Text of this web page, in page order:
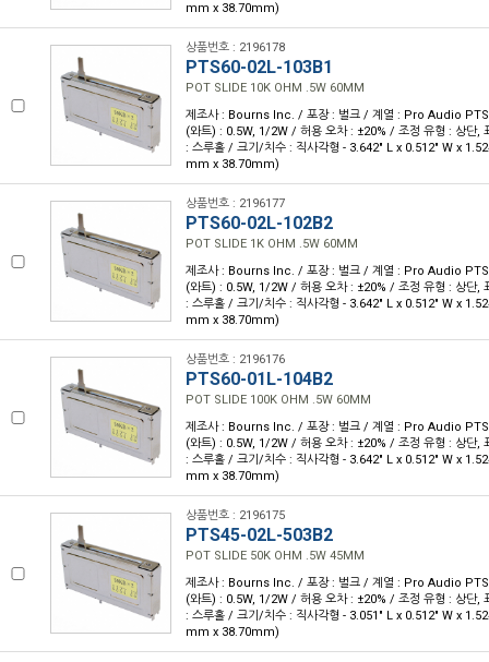
mm x 38.70mm)
상품번호 : 2196178
PTS60-02L-103B1
POT SLIDE 10K OHM .5W 60MM
제조사 : Bourns Inc. / 포장 : 벌크 / 계열 : Pro Audio
(와트) : 0.5W, 1/2W / 허용 오차 : ±20% / 조정 유형 : 상단,
: 스루홀 / 크기/치수 : 직사각형 - 3.642" L x 0.512" W x
mm x 38.70mm)
상품번호 : 2196177
PTS60-02L-102B2
POT SLIDE 1K OHM .5W 60MM
제조사 : Bourns Inc. / 포장 : 벌크 / 계열 : Pro Audio
(와트) : 0.5W, 1/2W / 허용 오차 : ±20% / 조정 유형 : 상단,
: 스루홀 / 크기/치수 : 직사각형 - 3.642" L x 0.512" W x
mm x 38.70mm)
상품번호 : 2196176
PTS60-01L-104B2
POT SLIDE 100K OHM .5W 60MM
제조사 : Bourns Inc. / 포장 : 벌크 / 계열 : Pro Audio
(와트) : 0.5W, 1/2W / 허용 오차 : ±20% / 조정 유형 : 상단,
: 스루홀 / 크기/치수 : 직사각형 - 3.642" L x 0.512" W x
mm x 38.70mm)
상품번호 : 2196175
PTS45-02L-503B2
POT SLIDE 50K OHM .5W 45MM
제조사 : Bourns Inc. / 포장 : 벌크 / 계열 : Pro Audio
(와트) : 0.5W, 1/2W / 허용 오차 : ±20% / 조정 유형 : 상단,
: 스루홀 / 크기/치수 : 직사각형 - 3.051" L x 0.512" W x
mm x 38.70mm)